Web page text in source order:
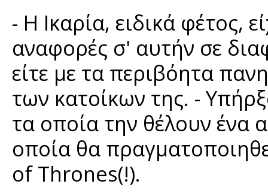
- Η Ικαρία, ειδικά φέτος,
αναφορές σ' αυτήν σε
είτε με τα περιβόητα
των κατοίκων της. -
τα οποία την θέλουν ένα
οποία θα
of Thrones(!).